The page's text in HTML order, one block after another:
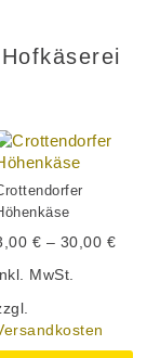
€ – 30,00 €
MwSt.